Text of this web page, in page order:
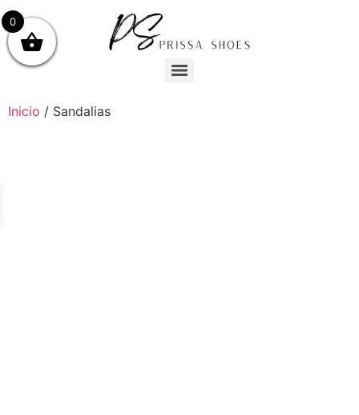
Inicio / Sandalias
0